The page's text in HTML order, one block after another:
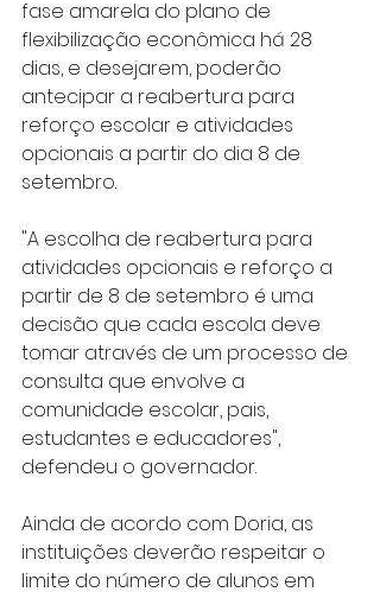
fase amarela do plano de
flexibilização econômica há 28
dias, e desejarem, poderão
antecipar a reabertura para
reforço escolar e atividades
opcionais a partir do dia 8 de
setembro.
"A escolha de reabertura para
atividades opcionais e reforço a
partir de 8 de setembro é uma
decisão que cada escola deve
tomar através de um processo de
consulta que envolve a
comunidade escolar, pais,
estudantes e educadores",
defendeu o governador.
Ainda de acordo com Doria, as
instituições deverão respeitar o
limite do número de alunos em